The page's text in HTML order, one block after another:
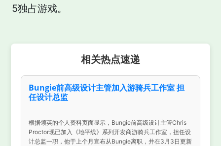
5独占游戏。
相关热点速递
Bungie前高级设计主管加入游骑兵工作室 担
任设计总监
根据领英的个人资料页面显示，Bungie前高级设计主管Chris
Proctor现已加入《地平线》系列开发商游骑兵工作室，担任设
计总监一职，他于上个月宣布从Bungie离职，并在3月3日更新